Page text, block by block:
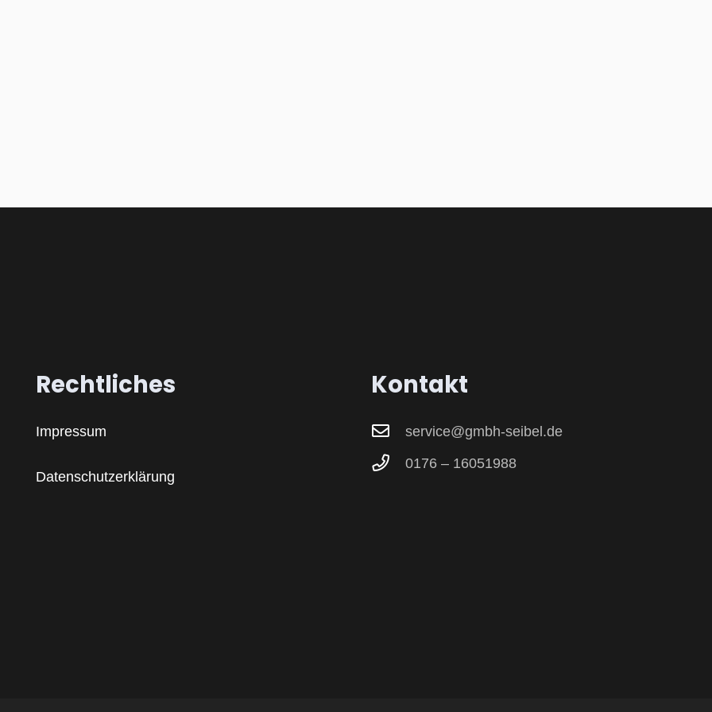
Rechtliches
Impressum
Datenschutzerklärung
Kontakt
service@gmbh-seibel.de
0176 – 16051988